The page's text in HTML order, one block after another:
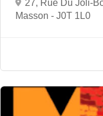
27, Rue Du Joli-
Masson - J0T 1L0